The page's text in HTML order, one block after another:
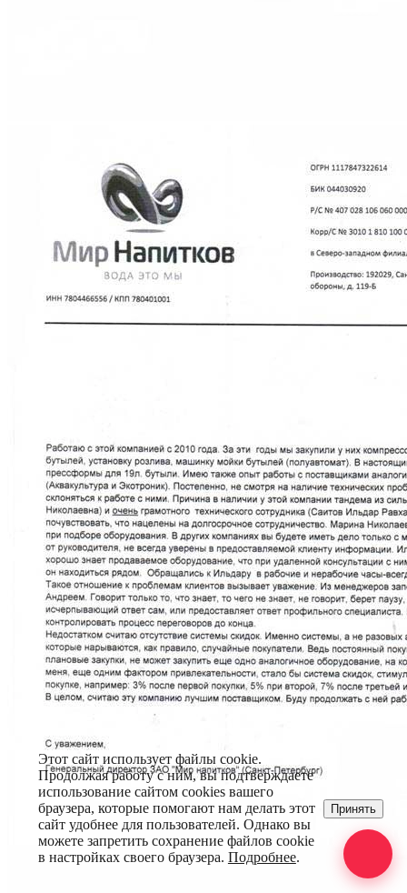
Этот сайт использует файлы cookie.
Продолжая работу с ним, вы подтверждаете
использование сайтом cookies вашего
браузера, которые помогают нам делать этот
сайт удобнее для пользователей. Однако вы
можете запретить сохранение файлов cookie
в настройках своего браузера. Подробнее.
Принять